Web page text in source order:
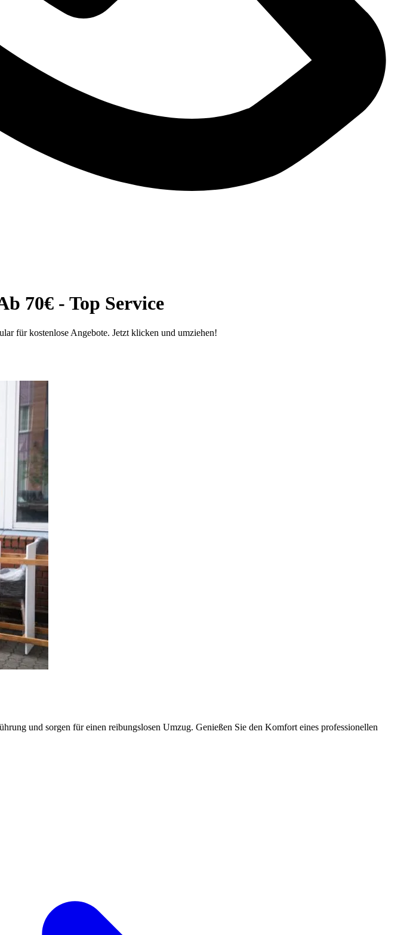
70€ - Top Service
für kostenlose Angebote. Jetzt klicken und umziehen!
und sorgen für einen reibungslosen Umzug. Genießen Sie den Komfort eines professionellen